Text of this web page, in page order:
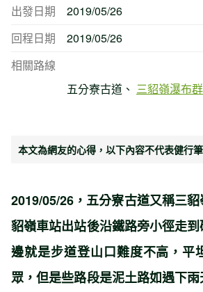
出發日期
2019/05/26
回程日期
2019/05/26
相關路線
五分寮古道
三貂嶺瀑布
本文為網友的心得，以下內容不代表健行
2019/05/26，五分寮古道又稱三
貂嶺車站出站後沿鐵路旁小徑走
邊就是步道登山口難度不高，平
眾，但是些路段是泥土路如遇下